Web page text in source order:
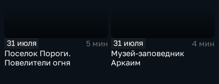
31 июля
5 мин
Поселок Пороги.
Повелители огня
31 июля
4 мин
Музей-заповедник
Аркаим